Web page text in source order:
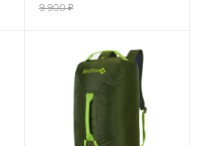
9 900 ₽